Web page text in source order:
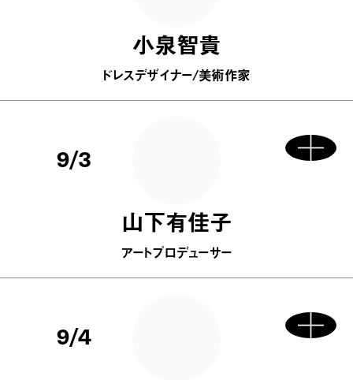
小泉智貴
ドレスデザイナー/美術作家
9/3
山下有佳子
アートプロデューサー
9/4